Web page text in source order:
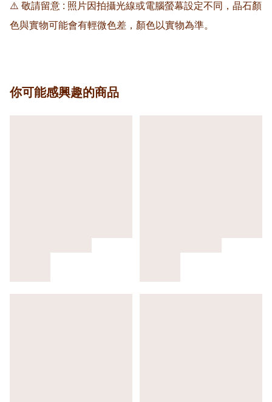
⚠️ 敬請留意 : 照片因拍攝光線或電腦螢幕設定不同，晶石顏
色與實物可能會有輕微色差，顏色以實物為準。
你可能感興趣的商品